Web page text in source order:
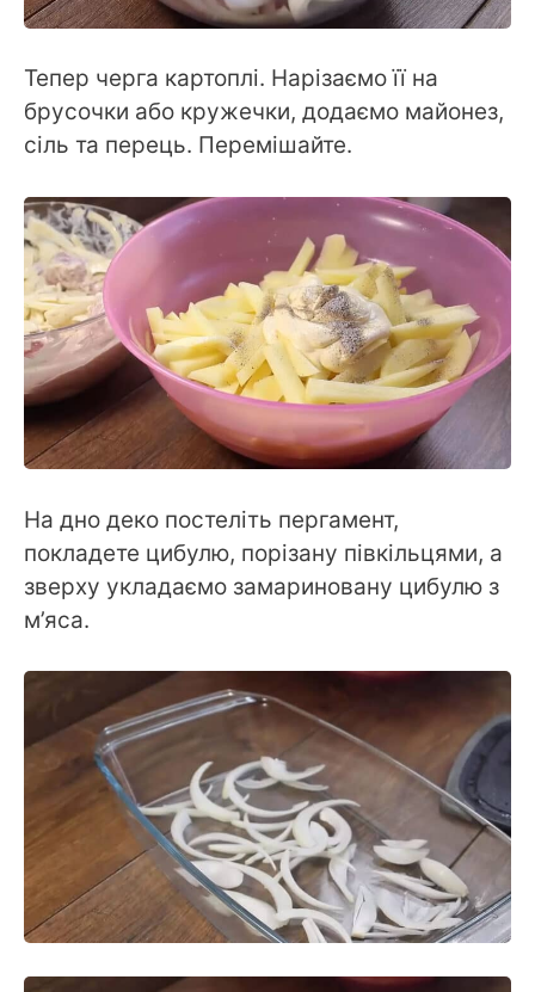
Тепер черга картоплі. Нарізаємо її на
брусочки або кружечки, додаємо майонез,
сіль та перець. Перемішайте.
На дно деко постеліть пергамент,
покладете цибулю, порізану півкільцями, а
зверху укладаємо замариновану цибулю з
м’яса.